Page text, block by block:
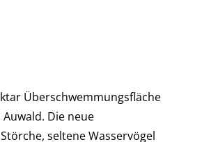
Überschwemmungsfläche
Die neue
seltene Wasservögel